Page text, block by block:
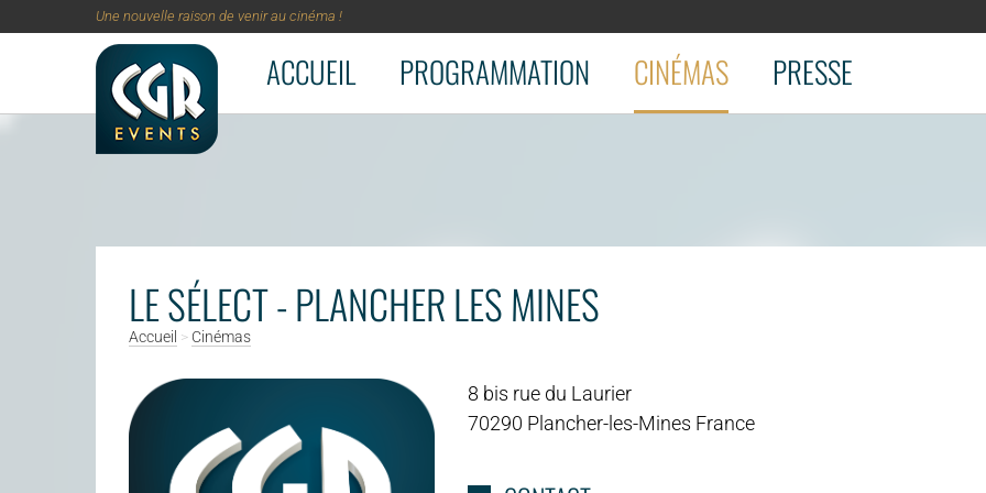
Aller au contenu principal
Une nouvelle raison de venir au cinéma !
ACCUEIL PROGRAMMATION CINÉMAS PRESSE
LE SÉLECT - PLANCHER LES MINES
Accueil > Cinémas
8 bis rue du Laurier
70290 Plancher-les-Mines France